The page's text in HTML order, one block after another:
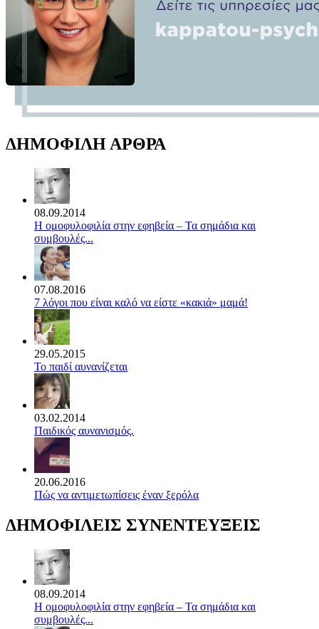
ΔΗΜΟΦΙΛΗ ΑΡΘΡΑ
08.09.2014
Η ομοφυλοφιλία στην εφηβεία – Τα σημάδια και
συμβουλές...
07.08.2016
7 λόγοι που είναι καλό να είστε «κακιά» μαμά!
29.05.2015
Το παιδί αυνανίζεται
03.02.2014
Παιδικός αυνανισμός.
20.06.2016
Πώς να αντιμετωπίσεις έναν ξερόλα
ΔΗΜΟΦΙΛΕΙΣ ΣΥΝΕΝΤΕΥΞΕΙΣ
08.09.2014
Η ομοφυλοφιλία στην εφηβεία – Τα σημάδια και
συμβουλές...